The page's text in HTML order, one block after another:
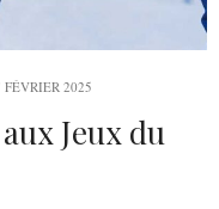
FÉVRIER 2025
Jeux du